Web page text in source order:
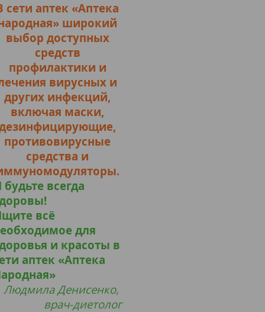
сети аптек «Аптека
широкий
выбор доступных
средств
профилактики и
вирусных и
других инфекций,
включая маски,
противовирусные
средства и
будьте всегда
всё
для
и красоты в
аптек «Аптека
Людмила Денисенко,
врач-диетолог